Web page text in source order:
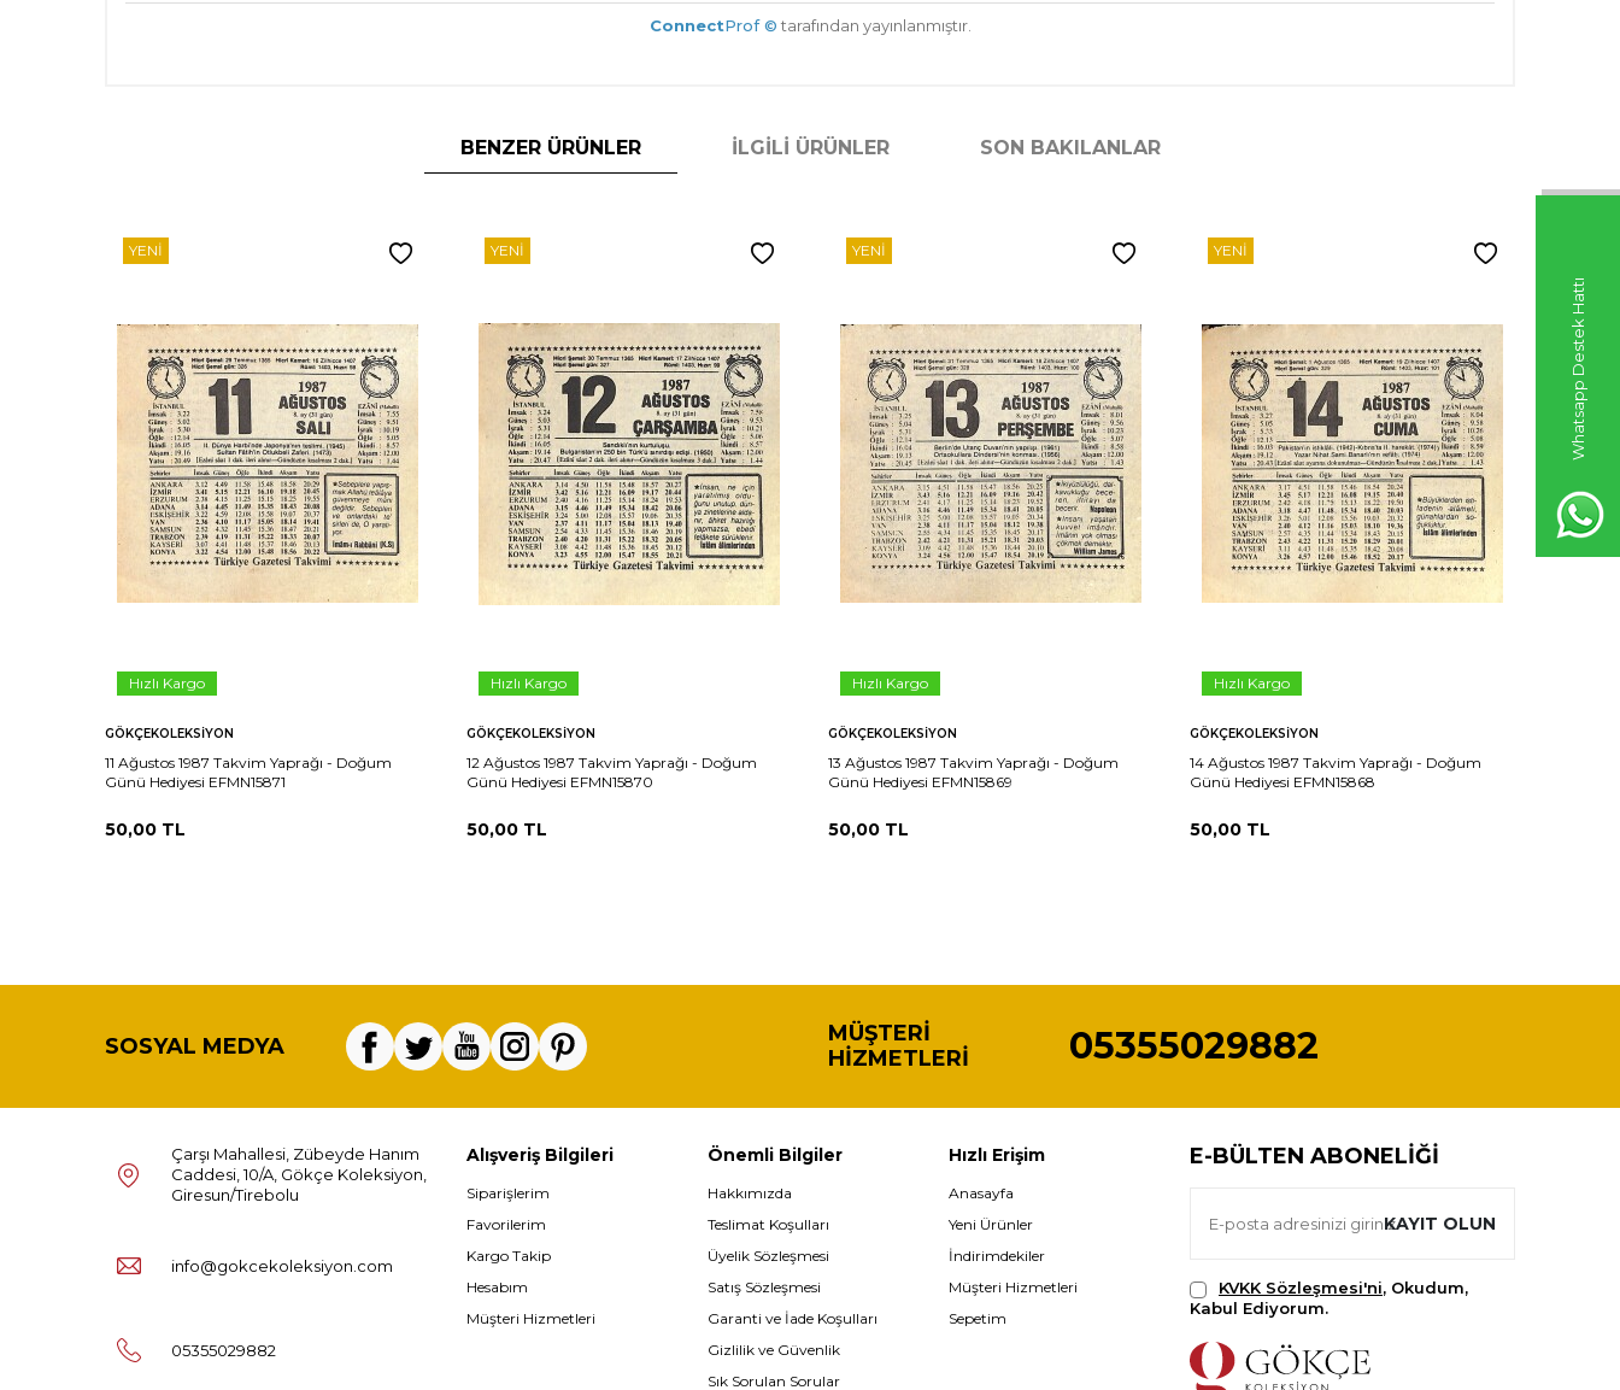
Whatsapp Destek Hattı
ConnectProf © tarafından yayınlanmıştır.
BENZER ÜRÜNLER İLGILI ÜRÜNLER SON BAKILANLAR
YENI
Hızlı Kargo
GÖKÇEKOLEKSIYON
11 Ağustos 1987 Takvim Yaprağı - Doğum
Günü Hediyesi EFMN15871
50,00 TL
YENI
Hızlı Kargo
GÖKÇEKOLEKSIYON
12 Ağustos 1987 Takvim Yaprağı - Doğum
Günü Hediyesi EFMN15870
50,00 TL
YENI
Hızlı Kargo
GÖKÇEKOLEKSIYON
13 Ağustos 1987 Takvim Yaprağı - Doğum
Günü Hediyesi EFMN15869
50,00 TL
YENI
Hızlı Kargo
GÖKÇEKOLEKSIYON
14 Ağustos 1987 Takvim Yaprağı - Doğum
Günü Hediyesi EFMN15868
50,00 TL
SOSYAL MEDYA
MÜŞTERI
HIZMETLERI
05355029882
Çarşı Mahallesi, Zübeyde Hanım
Caddesi, 10/A, Gökçe Koleksiyon,
Giresun/Tirebolu
info@gokcekoleksiyon.com
05355029882
Alışveriş Bilgileri
Siparişlerim
Favorilerim
Kargo Takip
Hesabım
Müşteri Hizmetleri
Önemli Bilgiler
Hakkımızda
Teslimat Koşulları
Üyelik Sözleşmesi
Satış Sözleşmesi
Garanti ve İade Koşulları
Gizlilik ve Güvenlik
Sık Sorulan Sorular
Hızlı Erişim
Anasayfa
Yeni Ürünler
İndirimdekiler
Müşteri Hizmetleri
Sepetim
E-BÜLTEN ABONELIĞI
KAYIT OLUN
KVKK Sözleşmesi'ni, Okudum,
Kabul Ediyorum.